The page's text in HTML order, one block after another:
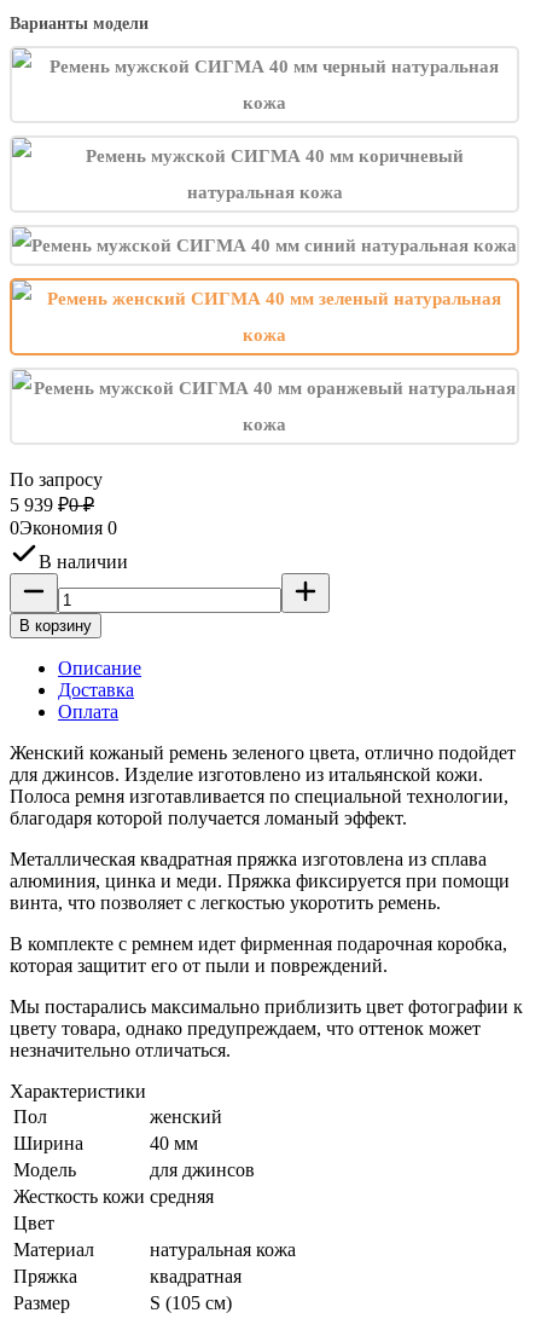
Варианты модели
По запросу
5 939 ₽0 ₽
0Экономия 0
В наличии
В корзину
Описание
Доставка
Оплата
Женский кожаный ремень зеленого цвета, отлично подойдет
для джинсов. Изделие изготовлено из итальянской кожи.
Полоса ремня изготавливается по специальной технологии,
благодаря которой получается ломаный эффект.
Металлическая квадратная пряжка изготовлена из сплава
алюминия, цинка и меди. Пряжка фиксируется при помощи
винта, что позволяет с легкостью укоротить ремень.
В комплекте с ремнем идет фирменная подарочная коробка,
которая защитит его от пыли и повреждений.
Мы постарались максимально приблизить цвет фотографии к
цвету товара, однако предупреждаем, что оттенок может
незначительно отличаться.
Характеристики
Пол
женский
Ширина
40 мм
Модель
для джинсов
Жесткость кожи средняя
Цвет
Материал
натуральная кожа
Пряжка
квадратная
Размер
S (105 см)